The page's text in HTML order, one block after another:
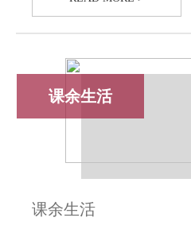
课余生活
课余生活